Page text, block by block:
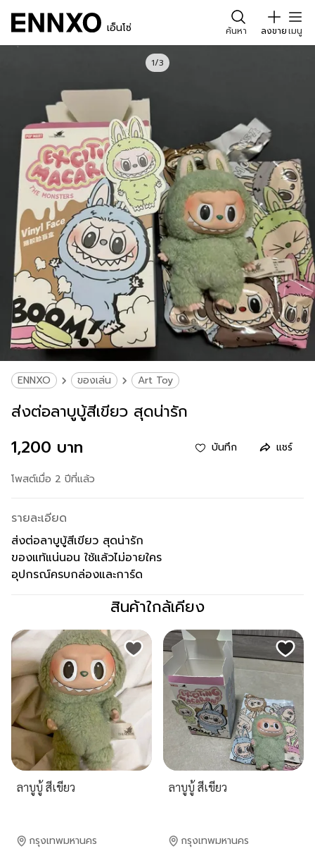
เอ็นโซ่ ค้นหา ลงขายเมนู
1/3
ENNXO ของเล่น Art Toy
ส่งต่อลาบูบู้สีเขียว สุดน่ารัก
1,200 บาท
บันทึก แชร์
โพสต์เมื่อ 2 ปีที่แล้ว
รายละเอียด
ส่งต่อลาบูบู้สีเขียว สุดน่ารัก
ของแท้แน่นอน ใช้แล้วไม่อายใคร
อุปกรณ์ครบกล่องและการ์ด
สินค้าใกล้เคียง
ลาบูบู้ สีเขียว
กรุงเทพมหานคร
ลาบูบู้ สีเขียว
กรุงเทพมหานคร